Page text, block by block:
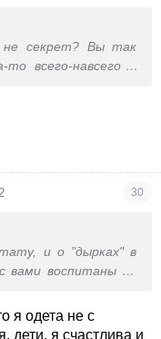
не секрет? Вы так
всего-навсего о
силикон, мужчины
30
и о "дырках" в
вами воспитаны по
всегда мечтала
я этого добилась-
я одета не с
дети, я счастлива и